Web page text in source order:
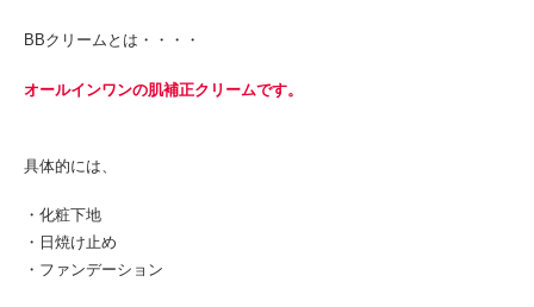
BBクリームとは・・・・
オールインワンの肌補正クリームです。
具体的には、
・化粧下地
・日焼け止め
・ファンデーション